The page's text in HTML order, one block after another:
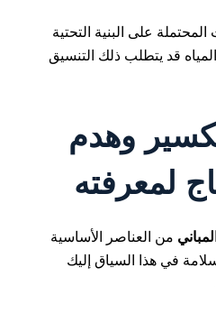
على البنية التحتية
قد يتطلب ذلك التنسيق
وهدم
لمعرفته
من العناصر الأساسية
في هذا السياق إليك